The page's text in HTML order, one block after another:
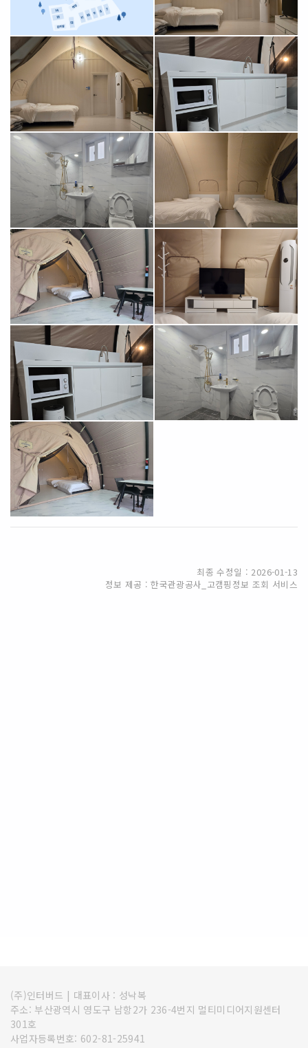
최종 수정일 : 2026-01-13
정보 제공 : 한국관광공사_고캠핑정보 조회 서비스
(주)인터버드 | 대표이사 : 성낙복
주소: 부산광역시 영도구 남항2가 236-4번지 멀티미디어지원센터
301호
사업자등록번호: 602-81-25941